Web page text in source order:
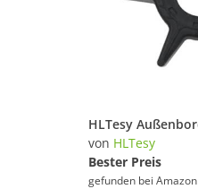
von HLTesy
Bester Preis
gefunden bei Amazon